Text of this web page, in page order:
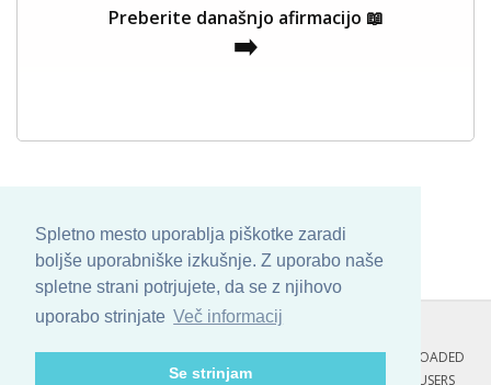
Spletno mesto uporablja piškotke zaradi
boljše uporabniške izkušnje. Z uporabo naše
spletne strani potrjujete, da se z njihovo
uporabo strinjate Več informacij
Se strinjam
Preberite današnjo afirmacijo 📖
➡️
COPYRIGHT © 2013 - 2026 BYSKINBASE. ALL ARTWORK ARE UPLOADED
AND COPYRIGHTED TO ITS AUTHOR.
POZITIVNE MISLI : 125 USERS